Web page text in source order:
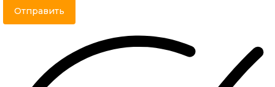
Отправить